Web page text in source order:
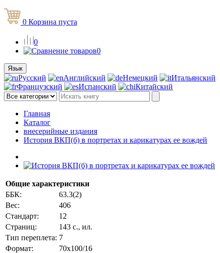
0 Корзина пуста
0
0
Язык
Русский Английский Немецкий
Итальянский
Французский
Испанский Китайский
Главная
Каталог
внесерийные издания
История ВКП(б) в портретах и карикатурах ее вождей
Общие характеристики
ББК:
63.3(2)
Вес:
406
Стандарт:
12
Страниц:
143 с., ил.
Тип переплета: 7
Формат:
70x100/16